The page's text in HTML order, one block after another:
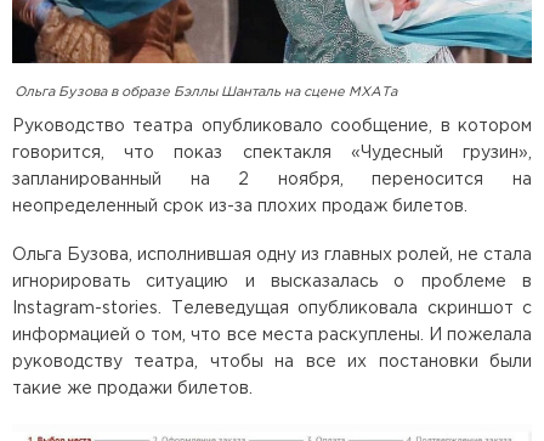
Ольга Бузова в образе Бэллы Шанталь на сцене МХАТа
Руководство театра опубликовало сообщение, в котором
говорится, что показ спектакля «Чудесный грузин»,
запланированный на 2 ноября, переносится на
неопределенный срок из-за плохих продаж билетов.
Ольга Бузова, исполнившая одну из главных ролей, не стала
игнорировать ситуацию и высказалась о проблеме в
Instagram-stories. Телеведущая опубликовала скриншот с
информацией о том, что все места раскуплены. И пожелала
руководству театра, чтобы на все их постановки были
такие же продажи билетов.